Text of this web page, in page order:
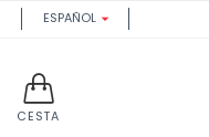
ESPAÑOL 
CESTA